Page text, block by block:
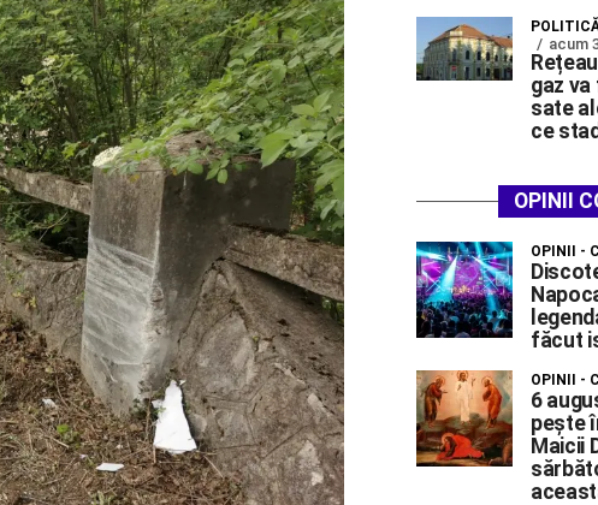
acum
gaz
sate
ce
OPINII
OPINII -
făcut
OPINII -
6
pește
Maicii